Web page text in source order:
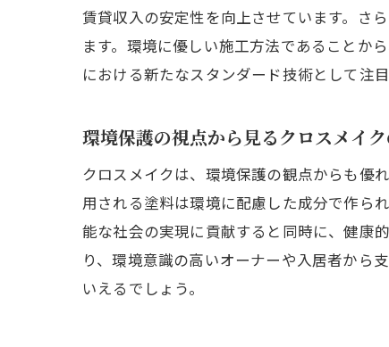
賃貸収入の安定性を向上させています。さ
ます。環境に優しい施工方法であることか
における新たなスタンダード技術として注目
環境保護の視点から見るクロスメイ
クロスメイクは、環境保護の観点からも優
用される塗料は環境に配慮した成分で作ら
能な社会の実現に貢献すると同時に、健康
り、環境意識の高いオーナーや入居者から
いえるでしょう。